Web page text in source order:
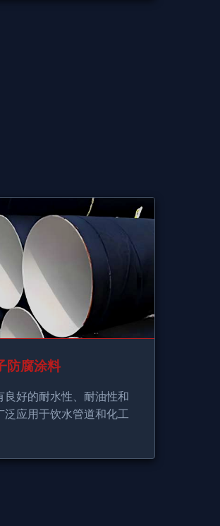
防腐涂料
良好的耐水性、耐油性和
泛应用于饮水管道和化工